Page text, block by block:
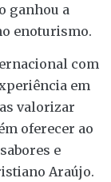
ganhou a
enoturismo.
com
em
valorizar
oferecer ao
e
Araújo.